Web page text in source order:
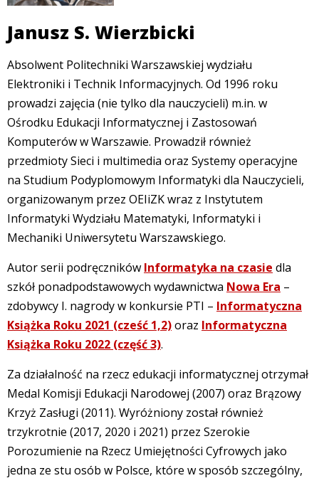
Janusz S. Wierzbicki
Absolwent Politechniki Warszawskiej wydziału
Elektroniki i Technik Informacyjnych. Od 1996 roku
prowadzi zajęcia (nie tylko dla nauczycieli) m.in. w
Ośrodku Edukacji Informatycznej i Zastosowań
Komputerów w Warszawie. Prowadził również
przedmioty Sieci i multimedia oraz Systemy operacyjne
na Studium Podyplomowym Informatyki dla Nauczycieli,
organizowanym przez OEIiZK wraz z Instytutem
Informatyki Wydziału Matematyki, Informatyki i
Mechaniki Uniwersytetu Warszawskiego.
Autor serii podręczników Informatyka na czasie dla
szkół ponadpodstawowych wydawnictwa Nowa Era –
zdobywcy I. nagrody w konkursie PTI – Informatyczna
Książka Roku 2021 (cześć 1,2)oraz Informatyczna
Książka Roku 2022 (część 3).
Za działalność na rzecz edukacji informatycznej otrzymał
Medal Komisji Edukacji Narodowej (2007) oraz Brązowy
Krzyż Zasługi (2011). Wyróżniony został również
trzykrotnie (2017, 2020 i 2021) przez Szerokie
Porozumienie na Rzecz Umiejętności Cyfrowych jako
jedna ze stu osób w Polsce, które w sposób szczególny,